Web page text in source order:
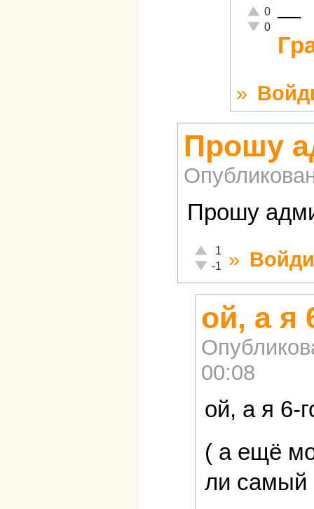
Отлично!
0
Неадекватно!
0 —
»
Прошу
Прошу
Отлично!
1
Неадекватно!
-1 »
ой, а я
00:08
ой, а я 6-
( а ещё
ли самый